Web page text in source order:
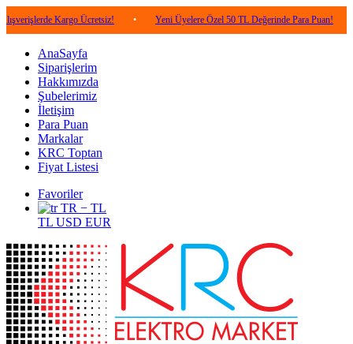
Kargo Ücretsiz! • Yeni Üyelere Özel 50 TL Değerinde Para Puan! •
AnaSayfa
Siparişlerim
Hakkımızda
Şubelerimiz
İletişim
Para Puan
Markalar
KRC Toptan
Fiyat Listesi
Favoriler
TR − TL
TL USD EUR